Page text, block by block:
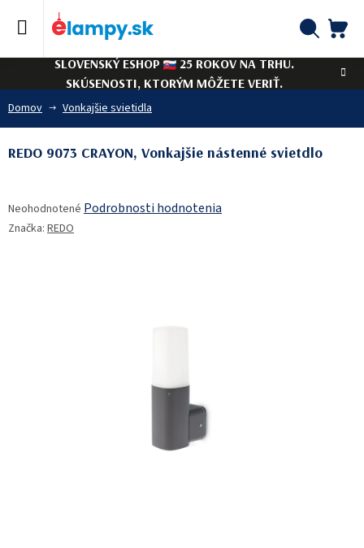
SLOVENSKÝ ESHOP
25 ROKOV NA TRHU.
SKÚSENOSTI, KTORÝM MÔŽETE VERIŤ.
Domov Vonkajšie svietidla
REDO 9073 CRAYON, Vonkajšie nástenné svietdlo
hodnotenie
produktu
Neohodnotené Podrobnosti hodnotenia
Značka: REDO